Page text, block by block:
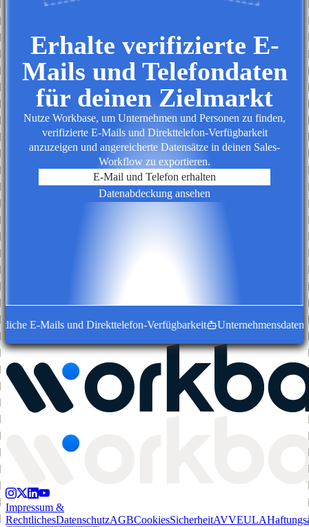
Erhalte verifizierte E-
Mails und Telefondaten
für deinen Zielmarkt
Nutze Workbase, um Unternehmen und Personen zu finden,
verifizierte E-Mails und Direkttelefon-Verfügbarkeit
anzuzeigen und angereicherte Datensätze in deinen Sales-
Workflow zu exportieren.
E-Mail und Telefon erhalten
Datenabdeckung ansehen
E-Mails und Direkttelefon-Verfügbarkeit
Impressum &
RechtlichesDatenschutzAGBCookiesSicherheitAVVEULA